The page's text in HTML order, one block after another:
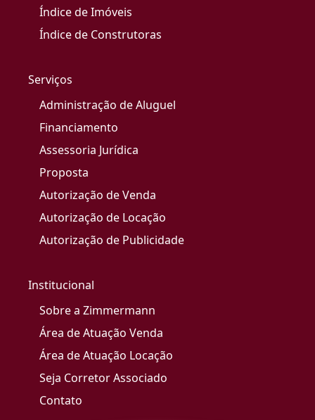
Índice de Imóveis
Índice de Construtoras
Serviços
Administração de Aluguel
Financiamento
Assessoria Jurídica
Proposta
Autorização de Venda
Autorização de Locação
Autorização de Publicidade
Institucional
Sobre a Zimmermann
Área de Atuação Venda
Área de Atuação Locação
Seja Corretor Associado
Contato